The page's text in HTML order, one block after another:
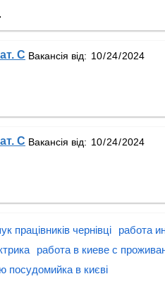
С Вакансія від:
С Вакансія від:
працівників чернівці работа
работа в киеве с
посудомийка в києві